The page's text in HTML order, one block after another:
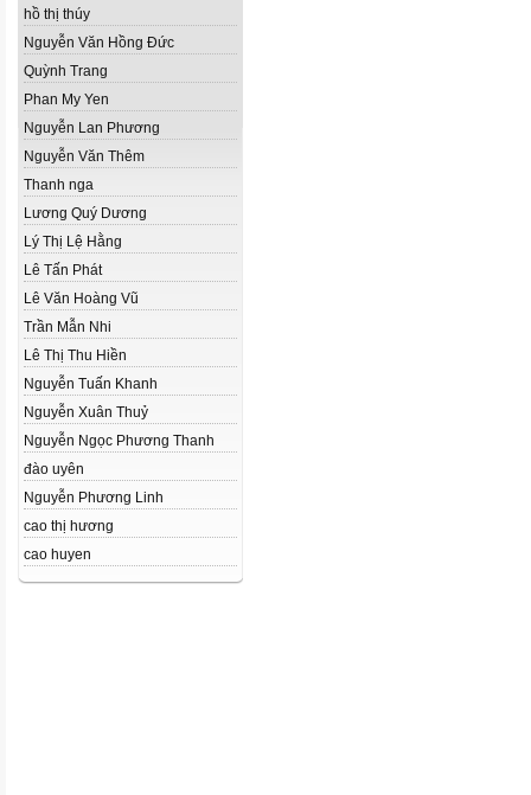
hồ thị thúy
Nguyễn Văn Hồng Đức
Quỳnh Trang
Phan My Yen
Nguyễn Lan Phương
Nguyễn Văn Thêm
Thanh nga
Lương Quý Dương
Lý Thị Lệ Hằng
Lê Tấn Phát
Lê Văn Hoàng Vũ
Trần Mẫn Nhi
Lê Thị Thu Hiền
Nguyễn Tuấn Khanh
Nguyễn Xuân Thuỷ
Nguyễn Ngọc Phương Thanh
đào uyên
Nguyễn Phương Linh
cao thị hương
cao huyen